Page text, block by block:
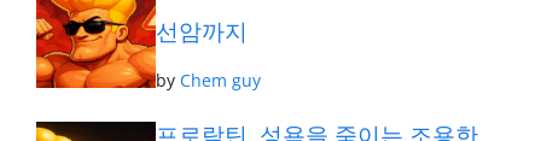
선암까지
byChem guy